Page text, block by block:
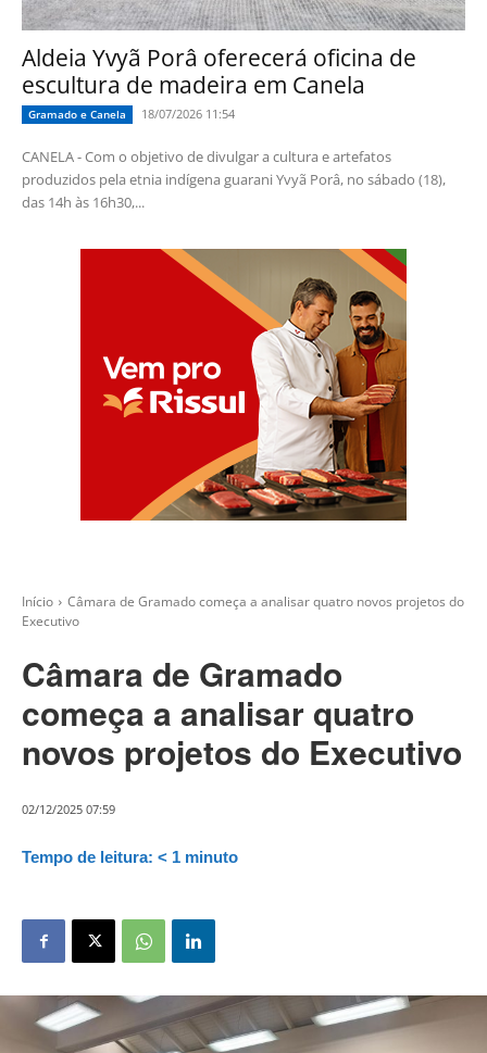
Aldeia Yvyã Porâ oferecerá oficina de
escultura de madeira em Canela
Gramado e Canela 18/07/2026 11:54
CANELA - Com o objetivo de divulgar a cultura e artefatos
produzidos pela etnia indígena guarani Yvyã Porâ, no sábado (18),
das 14h às 16h30,...